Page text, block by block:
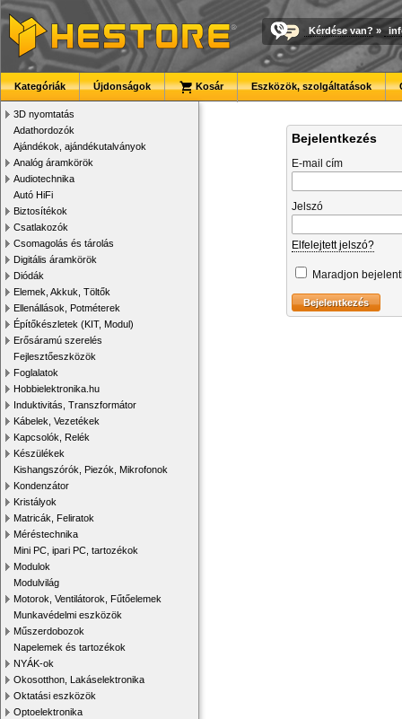
Kérdése van? »
Kategóriák Újdonságok Kosár Eszközök, szolgáltatások
3D nyomtatás
Adathordozók
Ajándékok, ajándékutalványok
Analóg áramkörök
Audiotechnika
Autó HiFi
Biztosítékok
Csatlakozók
Csomagolás és tárolás
Digitális áramkörök
Diódák
Elemek, Akkuk, Töltők
Ellenállások, Potméterek
Építőkészletek (KIT, Modul)
Erősáramú szerelés
Fejlesztőeszközök
Foglalatok
Hobbielektronika.hu
Induktivitás, Transzformátor
Kábelek, Vezetékek
Kapcsolók, Relék
Készülékek
Kishangszórók, Piezók, Mikrofonok
Kondenzátor
Kristályok
Matricák, Feliratok
Méréstechnika
Mini PC, ipari PC, tartozékok
Modulok
Modulvilág
Motorok, Ventilátorok, Fűtőelemek
Munkavédelmi eszközök
Műszerdobozok
Napelemek és tartozékok
NYÁK-ok
Okosotthon, Lakáselektronika
Oktatási eszközök
Optoelektronika
Bejelentkezés
E-mail cím
Jelszó
Elfelejtett jelszó?
Maradjon